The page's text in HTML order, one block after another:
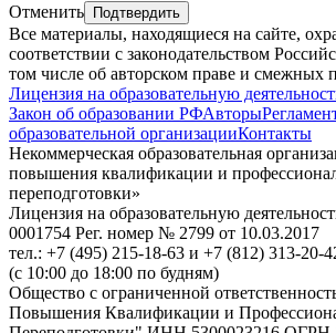
пожалуйста,
не
заполняйте
Отменить Подтвердить
Все материалы, находящиеся на сайте,
соответствии с законодательством
том числе об авторском праве и смежных
Лицензия на образовательную
Закон об образовании РФАвторы
образовательной организацииКонтакты
Некоммерческая образовательная
повышения квалификации и
переподготовки»
Лицензия на образовательную
0001754 Рег. номер № 2799 от 10.03.2017
тел.: +7 (495) 215-18-63 и +7 (812) 313-20-
(с 10:00 до 18:00 по будням)
Общество с ограниченной
Повышения Квалификации и